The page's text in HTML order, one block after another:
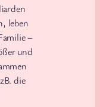
leben
–
und
die